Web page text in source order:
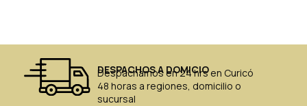
DESPACHOS A DOMICIO
Despachamos en 24 hrs en Curicó
48 horas a regiones, domicilio o
sucursal